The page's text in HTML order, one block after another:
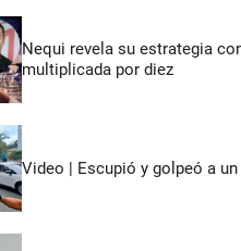
Nequi revela su estrategia
multiplicada por diez
Video | Escupió y golpeó a